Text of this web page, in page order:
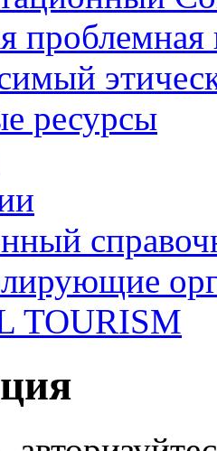
проблемная
ресурсы
TOURISM